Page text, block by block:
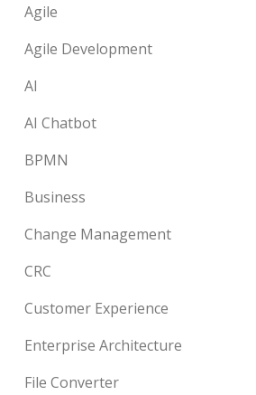
Agile
Agile Development
AI
AI Chatbot
BPMN
Business
Change Management
CRC
Customer Experience
Enterprise Architecture
File Converter